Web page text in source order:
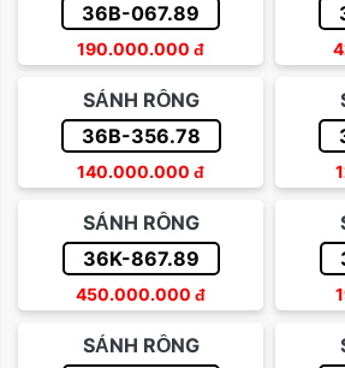
36B-067.89
190.000.000 đ
SẢNH RỒNG
36B-356.78
140.000.000 đ
SẢNH RỒNG
36K-867.89
450.000.000 đ
SẢNH RỒNG